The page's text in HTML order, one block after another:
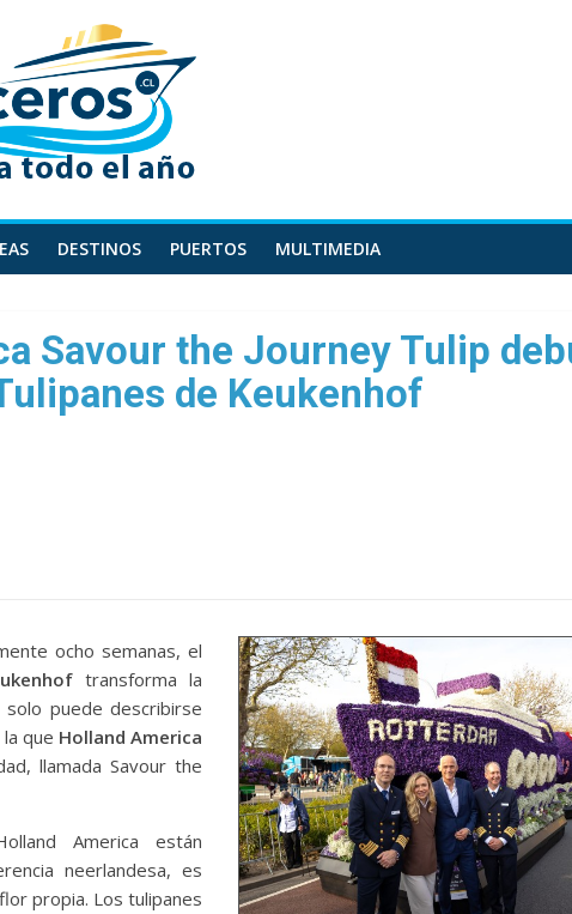
DESTINOS PUERTOS MULTIMEDIA
Savour the Journey Tulip
de Keukenhof
ocho semanas, el
transforma la
solo puede describirse
que Holland America
llamada Savour the
America están
neerlandesa, es
propia. Los tulipanes